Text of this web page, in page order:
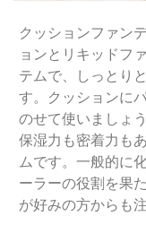
クッションファン
ョンとリキッドフ
テムで、しっとり
す。クッションに
のせて使いましょう
保湿力も密着力も
ムです。一般的に
ーラーの役割を果
が好みの方からも